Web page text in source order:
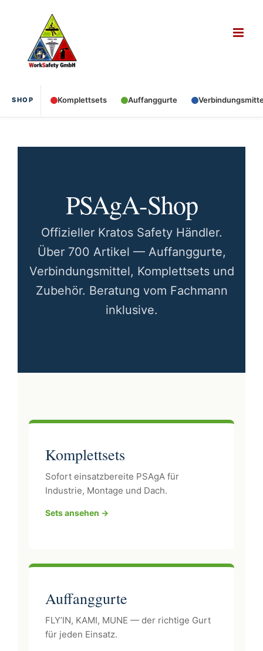
SHOP Komplettsets Auffanggurte
PSAgA-Shop
Offizieller Kratos Safety Händler.
Über 700 Artikel — Auffanggurte,
Verbindungsmittel, Komplettsets und
Zubehör. Beratung vom Fachmann
inklusive.
Komplettsets
Sofort einsatzbereite PSAgA für
Industrie, Montage und Dach.
Sets ansehen →
Auffanggurte
FLY’IN, KAMI, MUNE — der richtige Gurt
für jeden Einsatz.